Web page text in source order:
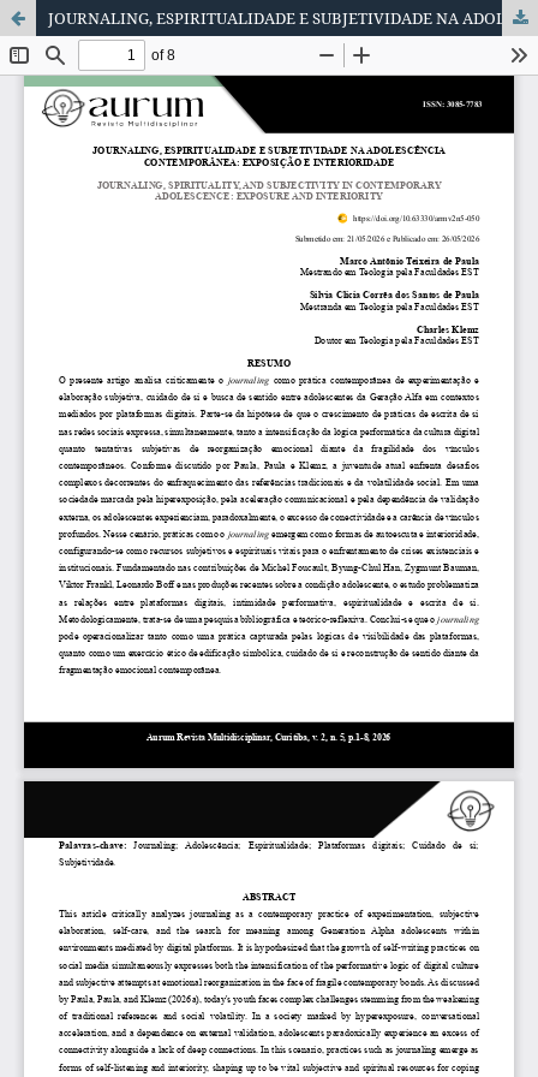
JOURNALING, ESPIRITUALIDADE E SUBJETIVIDADE NA ADOLESCÊNCIA CONTEMPORÂNEA: EXPOSIÇÃO E INTERIORIDADE